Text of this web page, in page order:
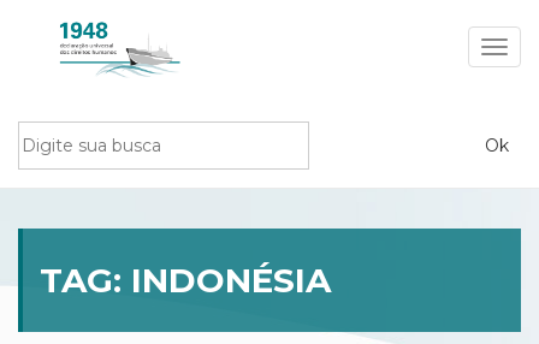
TAG: INDONÉSIA